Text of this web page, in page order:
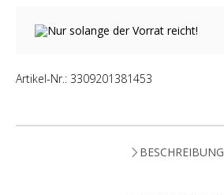
Nur solange der Vorrat reicht!
Artikel-Nr.: 3309201381453
BESCHREIBUNG